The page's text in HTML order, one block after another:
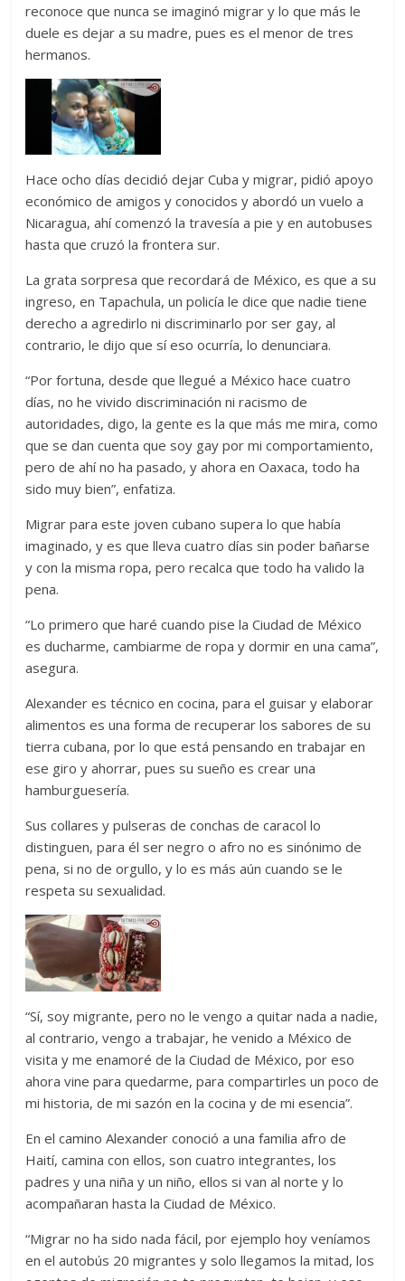
reconoce que nunca se imaginó migrar y lo que más le
duele es dejar a su madre, pues es el menor de tres
hermanos.
Hace ocho días decidió dejar Cuba y migrar, pidió apoyo
económico de amigos y conocidos y abordó un vuelo a
Nicaragua, ahí comenzó la travesía a pie y en autobuses
hasta que cruzó la frontera sur.
La grata sorpresa que recordará de México, es que a su
ingreso, en Tapachula, un policía le dice que nadie tiene
derecho a agredirlo ni discriminarlo por ser gay, al
contrario, le dijo que sí eso ocurría, lo denunciara.
“Por fortuna, desde que llegué a México hace cuatro
días, no he vivido discriminación ni racismo de
autoridades, digo, la gente es la que más me mira, como
que se dan cuenta que soy gay por mi comportamiento,
pero de ahí no ha pasado, y ahora en Oaxaca, todo ha
sido muy bien”, enfatiza.
Migrar para este joven cubano supera lo que había
imaginado, y es que lleva cuatro días sin poder bañarse
y con la misma ropa, pero recalca que todo ha valido la
pena.
“Lo primero que haré cuando pise la Ciudad de México
es ducharme, cambiarme de ropa y dormir en una cama”,
asegura.
Alexander es técnico en cocina, para el guisar y elaborar
alimentos es una forma de recuperar los sabores de su
tierra cubana, por lo que está pensando en trabajar en
ese giro y ahorrar, pues su sueño es crear una
hamburguesería.
Sus collares y pulseras de conchas de caracol lo
distinguen, para él ser negro o afro no es sinónimo de
pena, si no de orgullo, y lo es más aún cuando se le
respeta su sexualidad.
“Sí, soy migrante, pero no le vengo a quitar nada a nadie,
al contrario, vengo a trabajar, he venido a México de
visita y me enamoré de la Ciudad de México, por eso
ahora vine para quedarme, para compartirles un poco de
mi historia, de mi sazón en la cocina y de mi esencia”.
En el camino Alexander conoció a una familia afro de
Haití, camina con ellos, son cuatro integrantes, los
padres y una niña y un niño, ellos si van al norte y lo
acompañaran hasta la Ciudad de México.
“Migrar no ha sido nada fácil, por ejemplo hoy veníamos
en el autobús 20 migrantes y solo llegamos la mitad, los